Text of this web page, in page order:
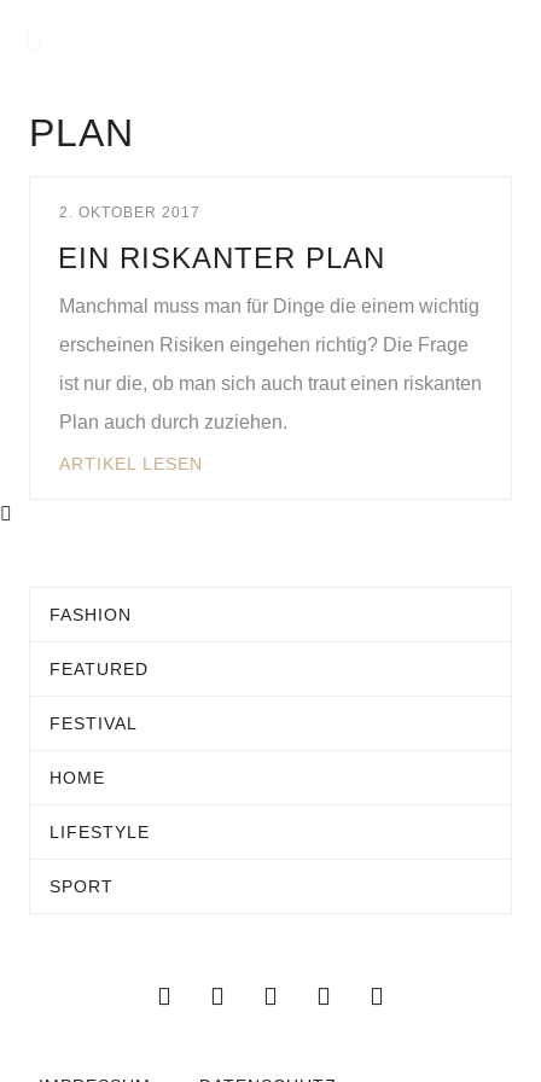
PLAN
2. OKTOBER 2017
EIN RISKANTER PLAN
Manchmal muss man für Dinge die einem wichtig
erscheinen Risiken eingehen richtig? Die Frage
ist nur die, ob man sich auch traut einen riskanten
Plan auch durch zuziehen.
ARTIKEL LESEN
FASHION
FEATURED
FESTIVAL
HOME
LIFESTYLE
SPORT